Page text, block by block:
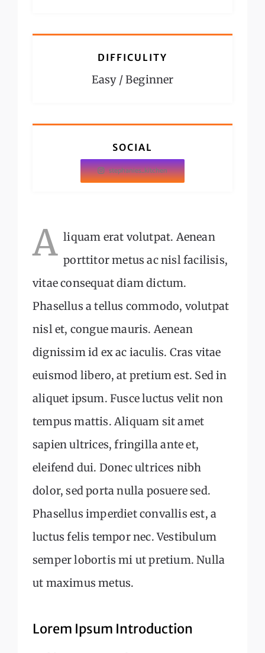
DIFFICULITY
Easy / Beginner
SOCIAL
stephanies_kitchen
A liquam erat volutpat. Aenean
porttitor metus ac nisl facilisis,
vitae consequat diam dictum.
Phasellus a tellus commodo, volutpat
nisl et, congue mauris. Aenean
dignissim id ex ac iaculis. Cras vitae
euismod libero, at pretium est. Sed in
aliquet ipsum. Fusce luctus velit non
tempus mattis. Aliquam sit amet
sapien ultrices, fringilla ante et,
eleifend dui. Donec ultrices nibh
dolor, sed porta nulla posuere sed.
Phasellus imperdiet convallis est, a
luctus felis tempor nec. Vestibulum
semper lobortis mi ut pretium. Nulla
ut maximus metus.
Lorem Ipsum Introduction